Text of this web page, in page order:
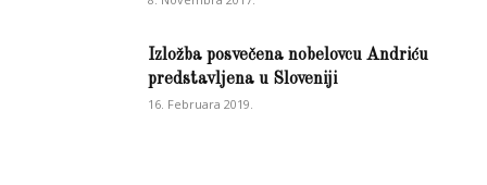
Izložba posvečena nobelovcu Andriću
predstavljena u Sloveniji
16. Februara 2019.